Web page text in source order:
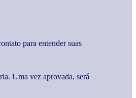
para entender suas
Uma vez aprovada, será